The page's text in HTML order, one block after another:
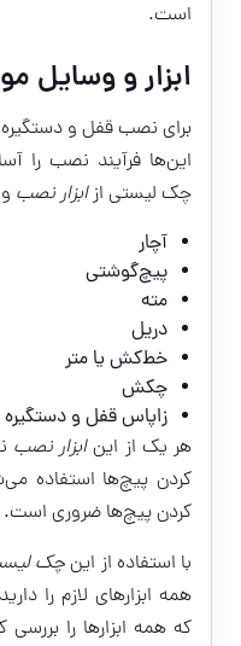
است.
ابزار و وسایل
برای نصب قفل و دستگیره
این‌ها فرآیند نصب را
چک لیستی ازابزار نصب
آچار
پیچ‌گوشتی
مته
دریل
خط‌کش یا متر
چکش
زاپاس قفل و
هر یک از اینابزار نصب
کردن پیچ‌ها استفاده
کردن پیچ‌ها ضروری است.
با استفاده از اینچک
همه ابزارهای لازم را
که همه ابزارها را بررسی